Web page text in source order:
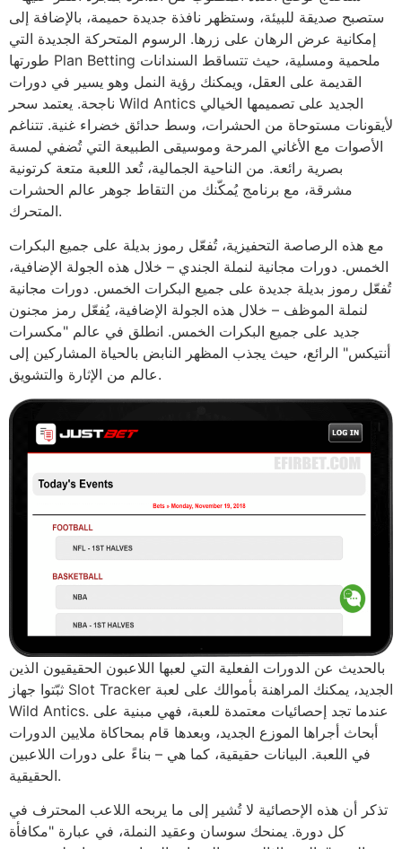
ستصبح صديقة للبيئة، وستظهر نافذة جديدة حميمة، بالإضافة إلى
إمكانية عرض الرهان على زرها. الرسوم المتحركة الجديدة التي
طورتها Plan Betting ملحمية ومسلية، حيث تتساقط السندانات
القديمة على العقل، ويمكنك رؤية النمل وهو يسير في دورات
ناجحة. يعتمد سحر Wild Antics الجديد على تصميمها الخيالي
لأيقونات مستوحاة من الحشرات، وسط حدائق خضراء غنية. تتناغم
الأصوات مع الأغاني المرحة وموسيقى الطبيعة التي تُضفي لمسة
بصرية رائعة. من الناحية الجمالية، تُعد اللعبة متعة كرتونية
مشرقة، مع برنامج يُمكّنك من التقاط جوهر عالم الحشرات
المتحرك.
مع هذه الرصاصة التحفيزية، تُفعّل رموز بديلة على جميع البكرات
الخمس. دورات مجانية لنملة الجندي – خلال هذه الجولة الإضافية،
تُفعّل رموز بديلة جديدة على جميع البكرات الخمس. دورات مجانية
لنملة الموظف – خلال هذه الجولة الإضافية، يُفعّل رمز مجنون
جديد على جميع البكرات الخمس. انطلق في عالم "مكسرات
أنتيكس" الرائع، حيث يجذب المظهر النابض بالحياة المشاركين إلى
عالم من الإثارة والتشويق.
بالحديث عن الدورات الفعلية التي لعبها اللاعبون الحقيقيون الذين
ثبّتوا جهاز Slot Tracker الجديد، يمكنك المراهنة بأموالك على لعبة
Wild Antics. عندما تجد إحصائيات معتمدة للعبة، فهي مبنية على
أبحاث أجراها الموزع الجديد، وبعدها قام بمحاكاة ملايين الدورات
في اللعبة. البيانات حقيقية، كما هي – بناءً على دورات اللاعبين
الحقيقية.
تذكر أن هذه الإحصائية لا تُشير إلى ما يربحه اللاعب المحترف في
كل دورة. يمنحك سوسان وعقيد النملة، في عبارة "مكافأة